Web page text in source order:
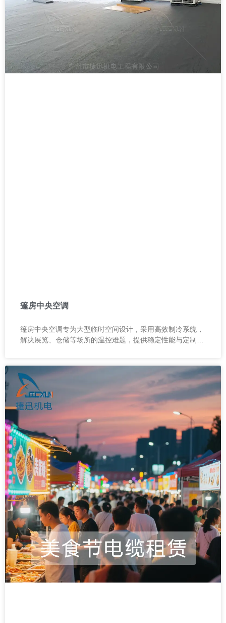
篷房中央空调
篷房中央空调专为大型临时空间设计，采用高效制冷系统，
解决展览、仓储等场所的温控难题，提供稳定性能与定制化